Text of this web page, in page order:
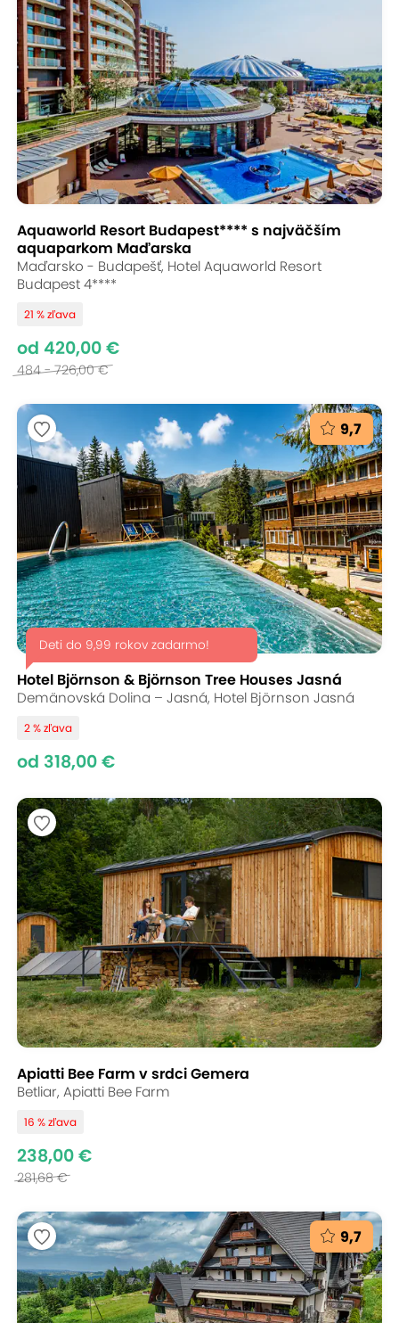
Aquaworld Resort Budapest**** s najväčším
aquaparkom Maďarska
Maďarsko - Budapešť, Hotel Aquaworld Resort
Budapest 4****
21 % zľava
od 420,00 €
484 - 726,00 €
9,7
Deti do 9,99 rokov zadarmo!
Hotel Björnson & Björnson Tree Houses Jasná
Demänovská Dolina – Jasná, Hotel Björnson Jasná
2 % zľava
od 318,00 €
Apiatti Bee Farm v srdci Gemera
Betliar, Apiatti Bee Farm
16 % zľava
238,00 €
281,68 €
9,7